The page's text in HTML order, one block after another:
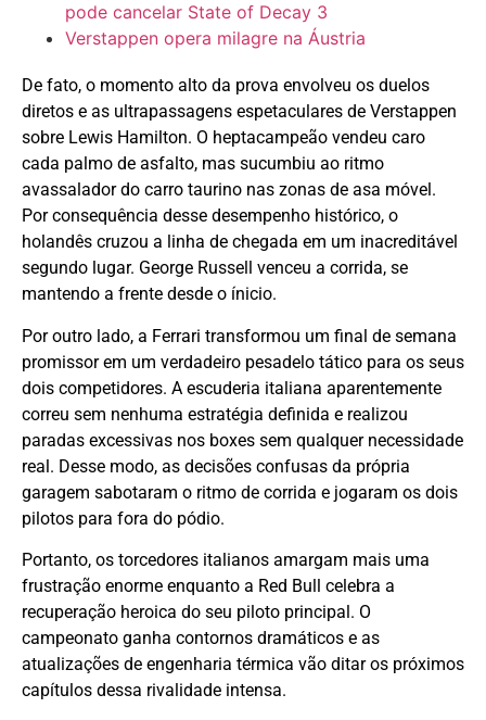
pode cancelar State of Decay 3
Verstappen opera milagre na Áustria
De fato, o momento alto da prova envolveu os duelos
diretos e as ultrapassagens espetaculares de Verstappen
sobre Lewis Hamilton. O heptacampeão vendeu caro
cada palmo de asfalto, mas sucumbiu ao ritmo
avassalador do carro taurino nas zonas de asa móvel.
Por consequência desse desempenho histórico, o
holandês cruzou a linha de chegada em um inacreditável
segundo lugar. George Russell venceu a corrida, se
mantendo a frente desde o ínicio.
Por outro lado, a Ferrari transformou um final de semana
promissor em um verdadeiro pesadelo tático para os seus
dois competidores. A escuderia italiana aparentemente
correu sem nenhuma estratégia definida e realizou
paradas excessivas nos boxes sem qualquer necessidade
real. Desse modo, as decisões confusas da própria
garagem sabotaram o ritmo de corrida e jogaram os dois
pilotos para fora do pódio.
Portanto, os torcedores italianos amargam mais uma
frustração enorme enquanto a Red Bull celebra a
recuperação heroica do seu piloto principal. O
campeonato ganha contornos dramáticos e as
atualizações de engenharia térmica vão ditar os próximos
capítulos dessa rivalidade intensa.